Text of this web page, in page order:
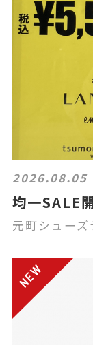
2026.08.05
均一SALE
元町シューズ